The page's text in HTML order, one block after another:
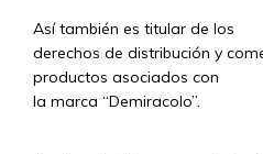
Así también es titular de los
derechos de distribución y
productos asociados con
la marca “Demiracolo”.